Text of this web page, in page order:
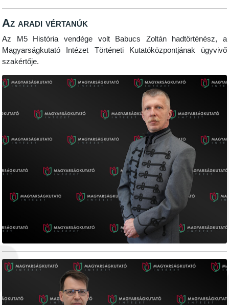
Az aradi vértanúk
Az M5 História vendége volt Babucs Zoltán hadtörténész, a
Magyarságkutató Intézet Történeti Kutatóközpontjának ügyvivő
szakértője.